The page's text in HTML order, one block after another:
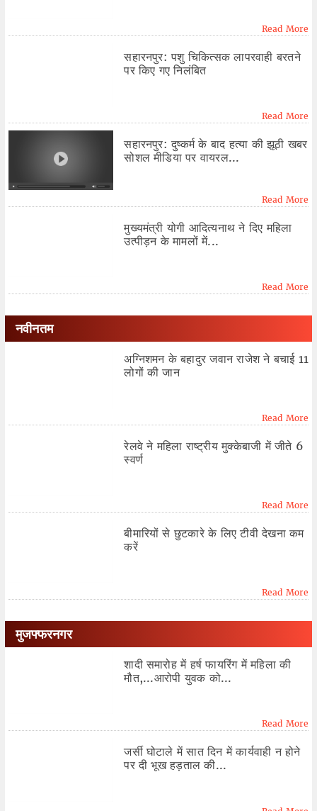
Read More
सहारनपुर: पशु चिकित्सक लापरवाही बरतने
पर किए गए निलंबित
Read More
सहारनपुर: दुष्कर्म के बाद हत्या की झूठी खबर
सोशल मीडिया पर वायरल...
Read More
मुख्यमंत्री योगी आदित्यनाथ ने दिए महिला
उत्पीड़न के मामलों में...
Read More
नवीनतम
अग्निशमन के बहादुर जवान राजेश ने बचाई 11
लोगों की जान
Read More
रेलवे ने महिला राष्ट्रीय मुक्केबाजी में जीते 6
स्वर्ण
Read More
बीमारियों से छुटकारे के लिए टीवी देखना कम
करें
Read More
मुजफ्फरनगर
शादी समारोह में हर्ष फायरिंग में महिला की
मौत,...आरोपी युवक को...
Read More
जर्सी घोटाले में सात दिन में कार्यवाही न होने
पर दी भूख हड़ताल की...